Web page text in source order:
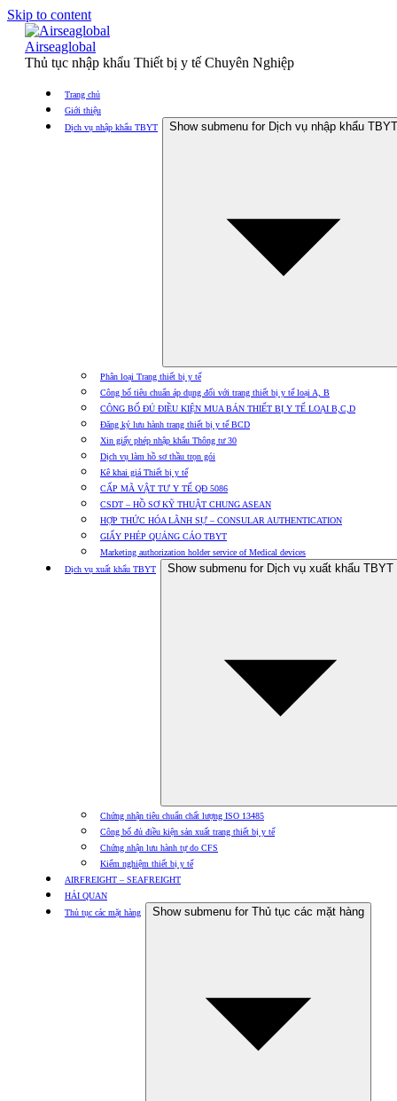
Skip to content
Airseaglobal
Thủ tục nhập khẩu Thiết bị y tế Chuyên Nghiệp
Trang chủ
Giới thiệu
Dịch vụ nhập khẩu TBYT
Show submenu for Dịch vụ nhập khẩu TBYT
Phân loại Trang thiết bị y tế
Công bố tiêu chuẩn áp dụng đối với trang thiết bị y tế loại A, B
CÔNG BỐ ĐỦ ĐIỀU KIỆN MUA BÁN THIẾT BỊ Y TẾ LOẠI B,C,D
Đăng ký lưu hành trang thiết bị y tế BCD
Xin giấy phép nhập khẩu Thông tư 30
Dịch vụ làm hồ sơ thầu trọn gói
Kê khai giá Thiết bị y tế
CẤP MÃ VẬT TƯ Y TẾ QĐ 5086
CSDT – HỒ SƠ KỸ THUẬT CHUNG ASEAN
HỢP THỨC HÓA LÃNH SỰ – CONSULAR AUTHENTICATION
GIẤY PHÉP QUẢNG CÁO TBYT
Marketing authorization holder service of Medical devices
Dịch vụ xuất khẩu TBYT
Show submenu for Dịch vụ xuất khẩu TBYT
Chứng nhận tiêu chuẩn chất lượng ISO 13485
Công bố đủ điều kiện sản xuất trang thiết bị y tế
Chứng nhận lưu hành tự do CFS
Kiểm nghiệm thiết bị y tế
AIRFREIGHT – SEAFREIGHT
HẢI QUAN
Thủ tục các mặt hàng
Show submenu for Thủ tục các mặt hàng